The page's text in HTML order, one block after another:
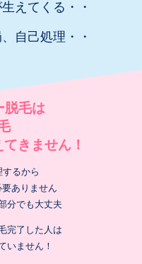
えてくる・・
自己処理・・
脱毛は
きません！
るから
ありません
分でも大丈夫
完了した人は
いません！